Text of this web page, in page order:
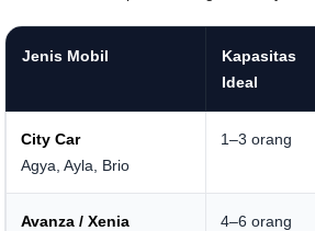
Jenis Mobil
Kapasitas
Ideal
City Car
Agya, Ayla, Brio
1–3 orang
Avanza / Xenia 4–6 orang